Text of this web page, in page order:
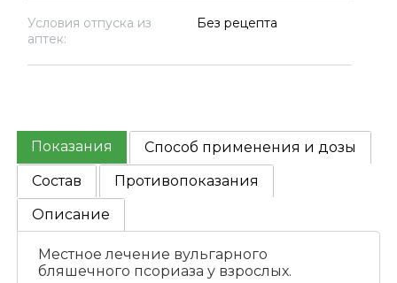
Условия отпуска из
аптек:
Без рецепта
Показания
Способ применения и дозы
Состав
Противопоказания
Описание
Местное лечение вульгарного
бляшечного псориаза у взрослых.